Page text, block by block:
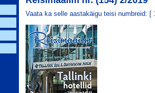
Vaata ka selle aastakäigu teisi numbreid: [